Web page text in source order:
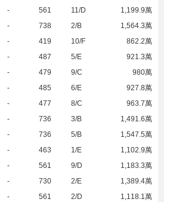
- 561 11/D
1,199.9萬
- 738 2/B
1,564.3萬
- 419 10/F
862.2萬
- 487 5/E
921.3萬
- 479 9/C
980萬
- 485 6/E
927.8萬
- 477 8/C
963.7萬
- 736 3/B
1,491.6萬
- 736 5/B
1,547.5萬
- 463 1/E
1,102.9萬
- 561 9/D
1,183.3萬
- 730 2/E
1,389.4萬
- 561 2/D
1,118.1萬